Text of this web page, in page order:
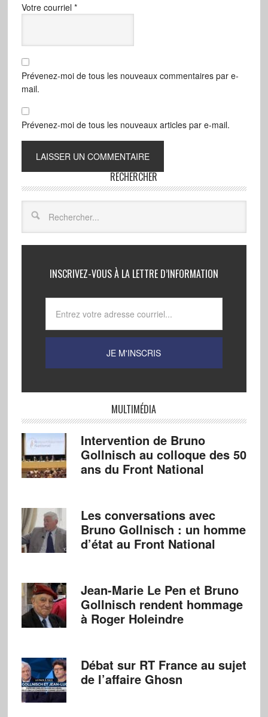
Votre courriel *
Prévenez-moi de tous les nouveaux commentaires par e-
mail.
Prévenez-moi de tous les nouveaux articles par e-mail.
RECHERCHER
INSCRIVEZ-VOUS À LA LETTRE D’INFORMATION
MULTIMÉDIA
Intervention de Bruno
Gollnisch au colloque des 50
ans du Front National
Les conversations avec
Bruno Gollnisch : un homme
d’état au Front National
Jean-Marie Le Pen et Bruno
Gollnisch rendent hommage
à Roger Holeindre
Débat sur RT France au sujet
de l’affaire Ghosn